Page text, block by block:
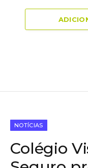
NOTÍCIAS
Colégio